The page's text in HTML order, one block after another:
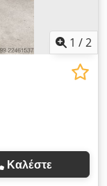
1 /2
Καλέστε